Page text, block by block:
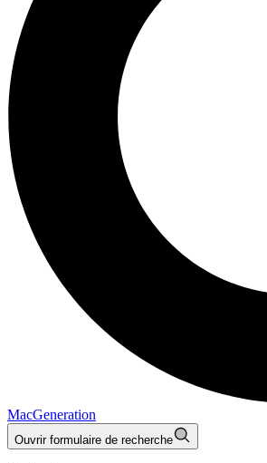
MacGeneration
Ouvrir formulaire de recherche